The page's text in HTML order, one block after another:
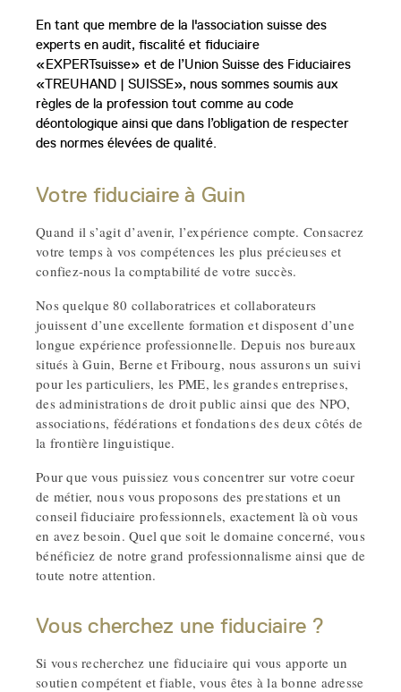
En tant que membre de la l'association suisse des
experts en audit, fiscalité et fiduciaire
«EXPERTsuisse» et de l’Union Suisse des Fiduciaires
«TREUHAND | SUISSE», nous sommes soumis aux
règles de la profession tout comme au code
déontologique ainsi que dans l’obligation de respecter
des normes élevées de qualité.
Votre fiduciaire à Guin
Quand il s’agit d’avenir, l’expérience compte. Consacrez
votre temps à vos compétences les plus précieuses et
confiez-nous la comptabilité de votre succès.
Nos quelque 80 collaboratrices et collaborateurs
jouissent d’une excellente formation et disposent d’une
longue expérience professionnelle. Depuis nos bureaux
situés à Guin, Berne et Fribourg, nous assurons un suivi
pour les particuliers, les PME, les grandes entreprises,
des administrations de droit public ainsi que des NPO,
associations, fédérations et fondations des deux côtés de
la frontière linguistique.
Pour que vous puissiez vous concentrer sur votre coeur
de métier, nous vous proposons des prestations et un
conseil fiduciaire professionnels, exactement là où vous
en avez besoin. Quel que soit le domaine concerné, vous
bénéficiez de notre grand professionnalisme ainsi que de
toute notre attention.
Vous cherchez une fiduciaire ?
Si vous recherchez une fiduciaire qui vous apporte un
soutien compétent et fiable, vous êtes à la bonne adresse